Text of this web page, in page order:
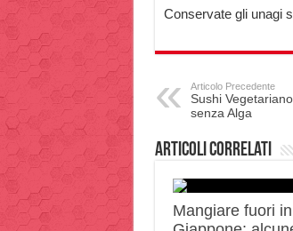
Conservate gli unagi
Articolo Precedente
Sushi
senza Alga
Articoli correlati
Mangiare fuori in